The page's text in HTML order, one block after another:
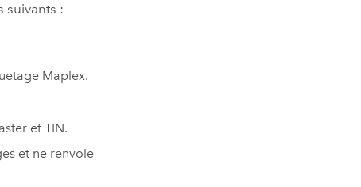
suivants :
Maplex.
et TIN.
et ne renvoie